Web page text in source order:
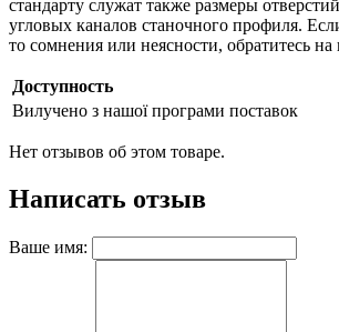
стандарту служат также размеры
угловых каналов станочного профиля.
то сомнения или неясности, обратитесь
Доступность
Вилучено з нашої програми поставок
Нет отзывов об этом товаре.
Написать отзыв
Ваше имя: